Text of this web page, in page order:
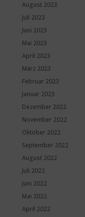
August 2023
Juli 2023
Juni 2023
Mai 2023
April 2023
März 2023
Februar 2023
Januar 2023
Dezember 2022
November 2022
Oktober 2022
September 2022
August 2022
Juli 2022
Juni 2022
Mai 2022
April 2022